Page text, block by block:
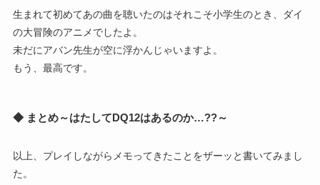
生まれて初めてあの曲を聴いたのはそれこそ小学生のとき、ダイ
の大冒険のアニメでしたよ。
未だにアバン先生が空に浮かんじゃいますよ。
もう、最高です。
◆ まとめ～はたしてDQ12はあるのか…??～
以上、プレイしながらメモってきたことをザーッと書いてみまし
た。